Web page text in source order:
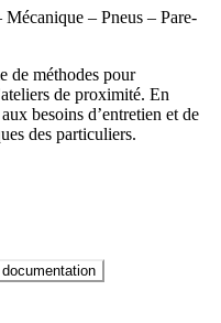
– Pneus – Pare-
de méthodes pour
de proximité. En
besoins d’entretien et de
des particuliers.